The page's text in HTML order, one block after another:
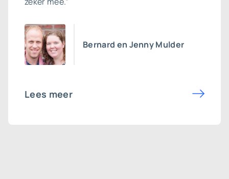
Bernard en Jenny Mulder
Lees meer